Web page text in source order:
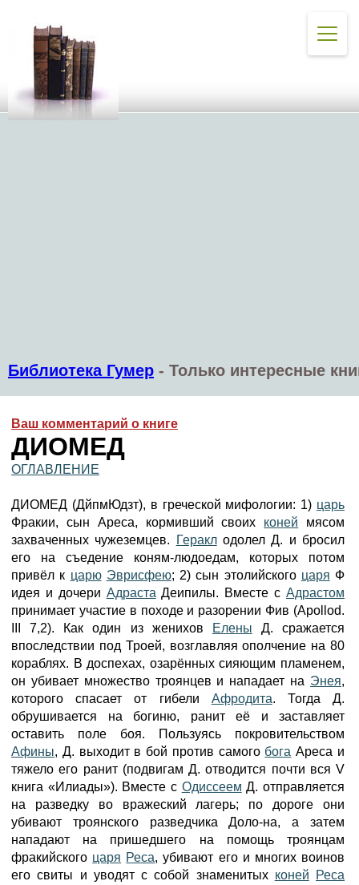
Библиотека Гумер - Только интересные
Ваш комментарий о книге
ДИОМЕД
ОГЛАВЛЕНИЕ
ДИОМЕД (ДйпмЮдзт), в греческой мифологии: 1) царь
Фракии, сын Ареса, кормивший своих коней мясом
захваченных чужеземцев.
Гераклодолел Д. и бросил
его на съедение коням-людоедам, которых потом
привёл к царю Эврисфею; 2) сын этолийского царя Ф
идея и дочери Адраста Деипилы. Вместе сАдрастом
принимает участие в походе и разорении Фив (Apollod.
III 7,2). Как один из женихов
Елены Д. сражается
впоследствии под Троей, возглавляя ополчение на 80
кораблях. В доспехах, озарённых сияющим пламенем,
он убивает множество троянцев и нападает на Энея,
которого спасает от гибели Афродита. Тогда Д.
обрушивается на богиню, ранит её и заставляет
оставить поле боя. Пользуясь покровительством
Афины, Д. выходит в бой против самого бога Ареса и
тяжело его ранит (подвигам Д. отводится почти вся V
книга «Илиады»). Вместе с Одиссеем Д. отправляется
на разведку во вражеский лагерь; по дороге они
убивают троянского разведчика Доло-на, а затем
нападают на пришедшего на помощь троянцам
фракийского царя Реса, убивают его и многих воинов
его свиты и уводят с собой знаменитых коней
Реса